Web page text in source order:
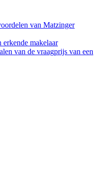
van Matzinger
erkende makelaar
van de vraagprijs van een